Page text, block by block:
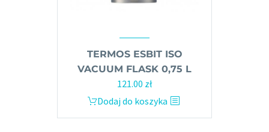
TERMOS ESBIT ISO
VACUUM FLASK 0,75 L
121.00 zł
Dodaj do koszyka